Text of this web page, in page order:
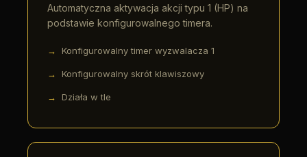
Automatyczna aktywacja akcji typu 1 (HP) na
podstawie konfigurowalnego timera.
Konfigurowalny timer wyzwalacza 1
Konfigurowalny skrót klawiszowy
Działa w tle